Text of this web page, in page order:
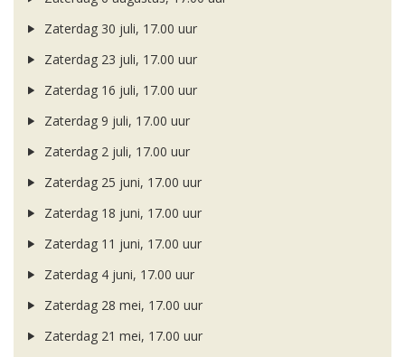
Zaterdag 30 juli, 17.00 uur
Zaterdag 23 juli, 17.00 uur
Zaterdag 16 juli, 17.00 uur
Zaterdag 9 juli, 17.00 uur
Zaterdag 2 juli, 17.00 uur
Zaterdag 25 juni, 17.00 uur
Zaterdag 18 juni, 17.00 uur
Zaterdag 11 juni, 17.00 uur
Zaterdag 4 juni, 17.00 uur
Zaterdag 28 mei, 17.00 uur
Zaterdag 21 mei, 17.00 uur